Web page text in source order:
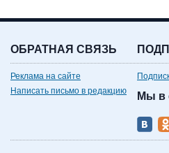
ОБРАТНАЯ СВЯЗЬ
Реклама на сайте
Написать письмо в редакцию
Мы в